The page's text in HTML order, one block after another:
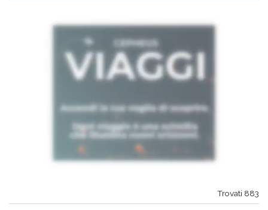
Trovati 883